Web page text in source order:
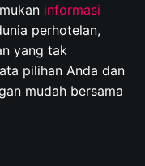
informasi
perhotelan,
yang tak
pilihan Anda dan
mudah bersama